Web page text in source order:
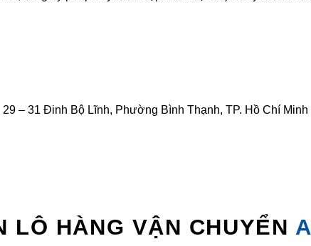
– 31 Đinh Bộ Lĩnh, Phường Bình Thạnh, TP. Hồ Chí Minh
LÔ HÀNG VẬN CHUYỂN